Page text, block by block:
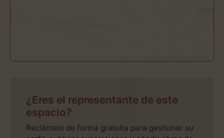
¿Eres el representante de este
espacio?
Reclámalo de forma gratuita para gestionar su